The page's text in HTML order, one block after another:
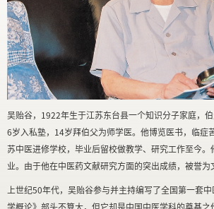
吴贻谷， 1922年生于江苏东台县一个知识分子家庭，
6岁入私塾， 14岁拜伯父为师学医。他博览医书，临症
苏中医进修学校，毕业后留校做教学、研究工作至今。
业。由于他在中医药文献研究方面的突出成绩，被誉为
上世纪50年代，吴贻谷参与并主持编写了全国第一套
学概论》部头不算大，但它却是中国中医学科的奠基之